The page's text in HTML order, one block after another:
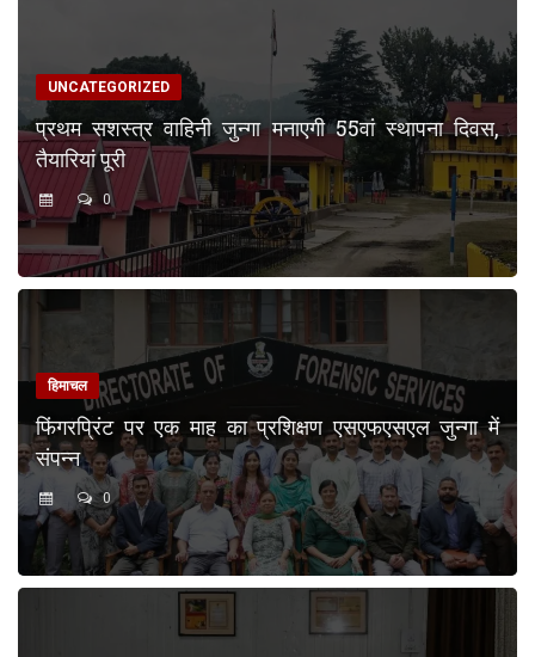
UNCATEGORIZED
प्रथम सशस्त्र वाहिनी जुन्गा मनाएगी 55वां स्थापना दिवस,
तैयारियां पूरी
0
हिमाचल
फिंगरप्रिंट पर एक माह का प्रशिक्षण एसएफएसएल जुन्गा में
संपन्न
0